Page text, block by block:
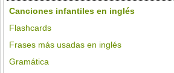
Canciones infantiles en inglés
Flashcards
Frases más usadas en inglés
Gramática